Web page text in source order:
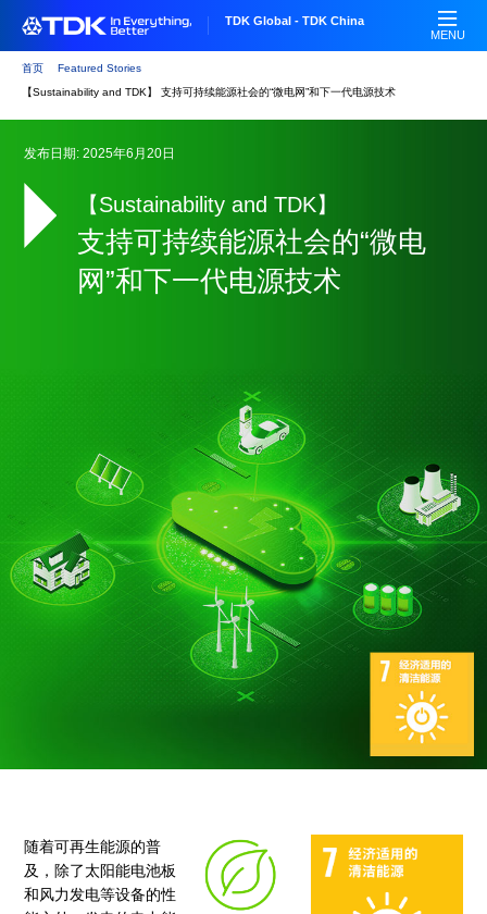
TDK Global - TDK China
MENU
首页
Featured Stories
【Sustainability and TDK】 支持可持续能源社会的“微电网”和下一代电源技术
发布日期: 2025年6月20日
【Sustainability and TDK】
支持可持续能源社会的“微电
网”和下一代电源技术
随着可再生能源的普
及，除了太阳能电池板
和风力发电等设备的性